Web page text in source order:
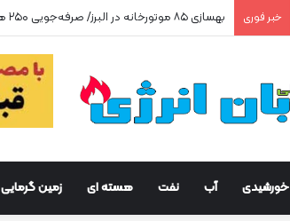
خبر فوری بهسازی ۸۵ موتورخانه در البرز/ صرفه‌جویی ۲۵۰ هزار مترمکعبی گاز در سه ماه
خورشیدی آب نفت هسته ای زمین گرمایی